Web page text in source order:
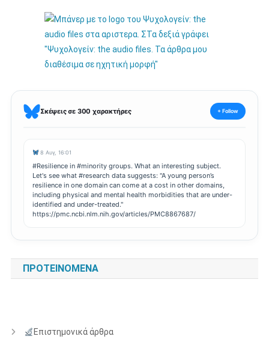
Σκέψεις σε 300 χαρακτήρες + Follow
8 Αυγ, 16:01
#Resilience in #minority groups. What an interesting subject.
Let's see what #research data suggests: "A young person’s
resilience in one domain can come at a cost in other domains,
including physical and mental health morbidities that are under-
identified and under-treated."
https://pmc.ncbi.nlm.nih.gov/articles/PMC8867687/
ΠΡΟΤΕΙΝΌΜΕΝΑ
Επιστημονικά άρθρα